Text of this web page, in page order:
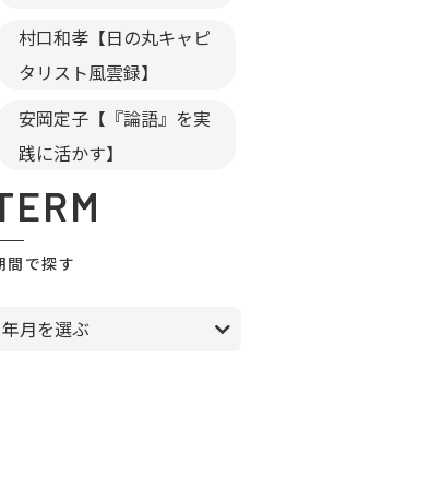
村口和孝【日の丸キャピ
タリスト風雲録】
安岡定子【『論語』を実
践に活かす】
間で探す
年月を選ぶ